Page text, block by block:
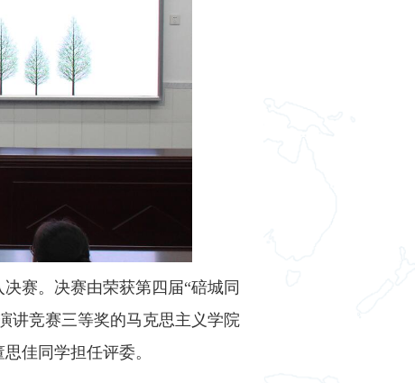
赛。决赛由荣获第四届“碚城同
讲竞赛三等奖的马克思主义学院
佳同学担任评委。